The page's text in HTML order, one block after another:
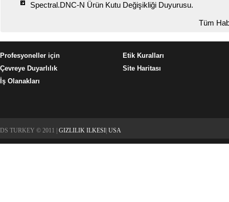
Spectral.DNC-N Ürün Kutu Değişikliği Duyurusu.
Tüm
Profesyoneller için
Çevreye Duyarlılık
İş Olanakları
Etik Kuralları
Site Haritası
DS TURKEY © 2011 | GIZLILIK ILKESI USA